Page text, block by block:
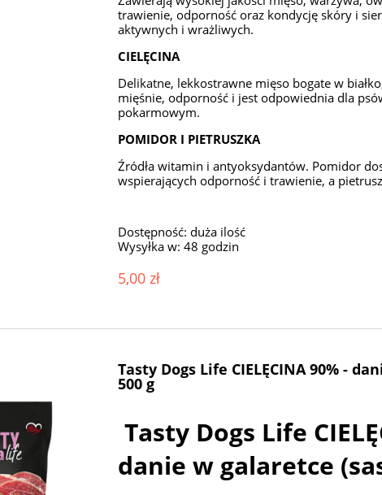
trawienie, odporność oraz kondycję skóry i
aktywnych i wrażliwych.
CIELĘCINA
Delikatne, lekkostrawne mięso bogate w
mięśnie, odporność i jest odpowiednia dla
pokarmowym.
POMIDOR I PIETRUSZKA
Źródła witamin i antyoksydantów. Pomidor
wspierających odporność i trawienie, a
Dostępność: duża ilość
Wysyłka w: 48 godzin
5,00 zł
Tasty Dogs Life CIELĘCINA 90% -
500 g
Tasty Dogs Life
danie w galaretce